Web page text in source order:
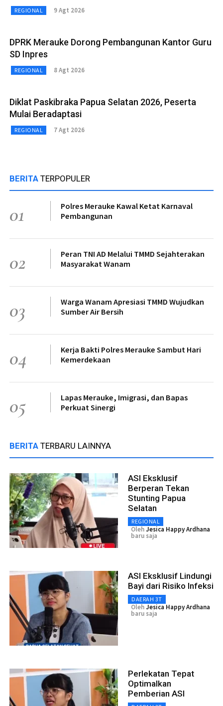
REGIONAL 9 Agt 2026
DPRK Merauke Dorong Pembangunan Kantor Guru
SD Inpres
REGIONAL 8 Agt 2026
Diklat Paskibraka Papua Selatan 2026, Peserta
Mulai Beradaptasi
REGIONAL 7 Agt 2026
BERITA TERPOPULER
01
Polres Merauke Kawal Ketat Karnaval
Pembangunan
02
Peran TNI AD Melalui TMMD Sejahterakan
Masyarakat Wanam
03
Warga Wanam Apresiasi TMMD Wujudkan
Sumber Air Bersih
04
Kerja Bakti Polres Merauke Sambut Hari
Kemerdekaan
05
Lapas Merauke, Imigrasi, dan Bapas
Perkuat Sinergi
BERITA TERBARU LAINNYA
ASI Eksklusif
Berperan Tekan
Stunting Papua
Selatan
REGIONAL
OlehJesica Happy Ardhana
baru saja
ASI Eksklusif Lindungi
Bayi dari Risiko Infeksi
DAERAH 3T
OlehJesica Happy Ardhana
baru saja
Perlekatan Tepat
Optimalkan
Pemberian ASI